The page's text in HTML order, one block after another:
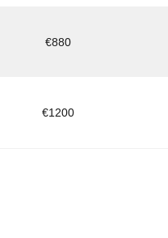
€880
€1200